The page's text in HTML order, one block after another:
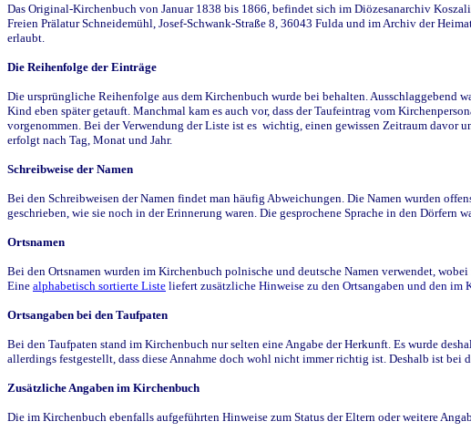
Das Original-Kirchenbuch von Januar 1838 bis 1866, befindet sich im Diözesanarchiv
Freien Prälatur Schneidemühl, Josef-Schwank-Straße 8, 36043 Fulda und im Archiv der
erlaubt.
Die Reihenfolge der Einträge
Die ursprüngliche Reihenfolge aus dem Kirchenbuch wurde bei behalten. Ausschlaggebend
Kind eben später getauft. Manchmal kam es auch vor, dass der Taufeintrag vom
vorgenommen. Bei der Verwendung der Liste ist es wichtig, einen gewissen Zeitraum davor
erfolgt nach Tag, Monat und Jahr.
Schreibweise der Namen
Bei den Schreibweisen der Namen findet man häufig Abweichungen. Die Namen wurden
geschrieben, wie sie noch in der Erinnerung waren. Die gesprochene Sprache in den
Ortsnamen
Bei den Ortsnamen wurden im Kirchenbuch polnische und deutsche Namen verwendet,
Eine alphabetisch sortierte Liste liefert zusätzliche Hinweise zu den Ortsangaben und den im
Ortsangaben bei den Taufpaten
Bei den Taufpaten stand im Kirchenbuch nur selten eine Angabe der Herkunft. Es wurde
allerdings festgestellt, dass diese Annahme doch wohl nicht immer richtig ist. Deshalb ist bei
Zusätzliche Angaben im Kirchenbuch
Die im Kirchenbuch ebenfalls aufgeführten Hinweise zum Status der Eltern oder weitere